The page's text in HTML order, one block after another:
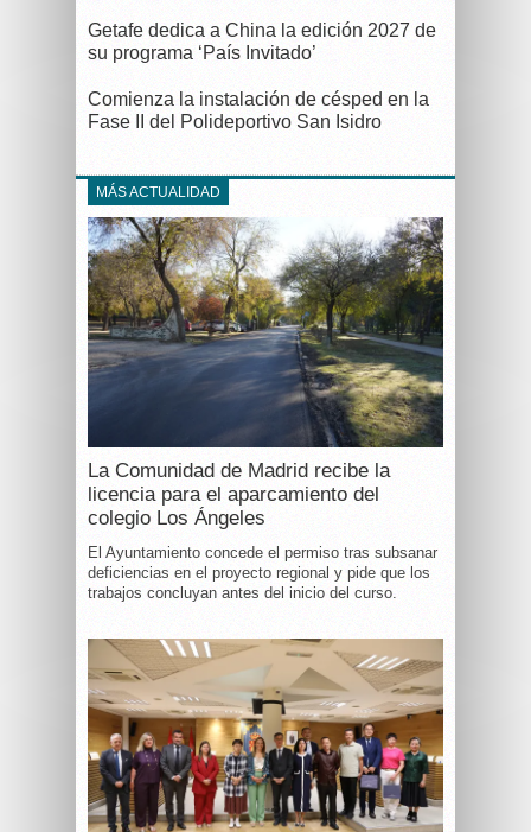
Getafe dedica a China la edición 2027 de
su programa ‘País Invitado’
Comienza la instalación de césped en la
Fase II del Polideportivo San Isidro
MÁS ACTUALIDAD
La Comunidad de Madrid recibe la
licencia para el aparcamiento del
colegio Los Ángeles
El Ayuntamiento concede el permiso tras subsanar
deficiencias en el proyecto regional y pide que los
trabajos concluyan antes del inicio del curso.